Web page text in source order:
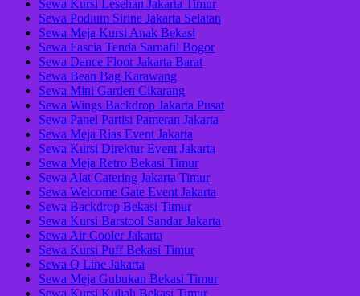
Sewa Kursi Lesehan Jakarta Timur
Sewa Podium Sirine Jakarta Selatan
Sewa Meja Kursi Anak Bekasi
Sewa Fascia Tenda Sarnafil Bogor
Sewa Dance Floor Jakarta Barat
Sewa Bean Bag Karawang
Sewa Mini Garden Cikarang
Sewa Wings Backdrop Jakarta Pusat
Sewa Panel Partisi Pameran Jakarta
Sewa Meja Rias Event Jakarta
Sewa Kursi Direktur Event Jakarta
Sewa Meja Retro Bekasi Timur
Sewa Alat Catering Jakarta Timur
Sewa Welcome Gate Event Jakarta
Sewa Backdrop Bekasi Timur
Sewa Kursi Barstool Sandar Jakarta
Sewa Air Cooler Jakarta
Sewa Kursi Puff Bekasi Timur
Sewa Q Line Jakarta
Sewa Meja Gubukan Bekasi Timur
Sewa Kursi Kuliah Bekasi Timur